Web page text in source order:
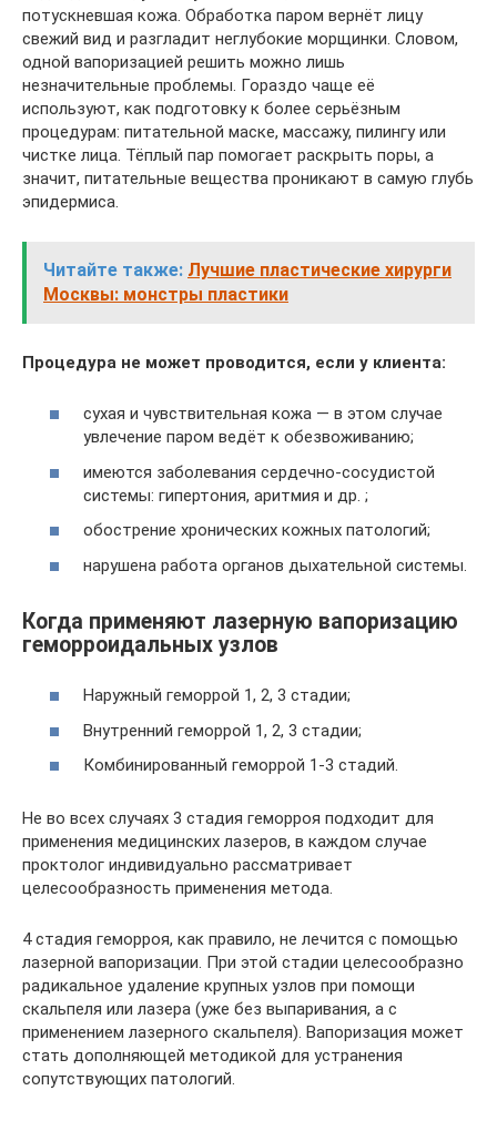
потускневшая кожа. Обработка паром вернёт лицу
свежий вид и разгладит неглубокие морщинки. Словом,
одной вапоризацией решить можно лишь
незначительные проблемы. Гораздо чаще её
используют, как подготовку к более серьёзным
процедурам: питательной маске, массажу, пилингу или
чистке лица. Тёплый пар помогает раскрыть поры, а
значит, питательные вещества проникают в самую глубь
эпидермиса.
Читайте также: Лучшие пластические хирурги
Москвы: монстры пластики
Процедура не может проводится, если у клиента:
сухая и чувствительная кожа — в этом случае
увлечение паром ведёт к обезвоживанию;
имеются заболевания сердечно-сосудистой
системы: гипертония, аритмия и др. ;
обострение хронических кожных патологий;
нарушена работа органов дыхательной системы.
Когда применяют лазерную вапоризацию
геморроидальных узлов
Наружный геморрой 1, 2, 3 стадии;
Внутренний геморрой 1, 2, 3 стадии;
Комбинированный геморрой 1-3 стадий.
Не во всех случаях 3 стадия геморроя подходит для
применения медицинских лазеров, в каждом случае
проктолог индивидуально рассматривает
целесообразность применения метода.
4 стадия геморроя, как правило, не лечится с помощью
лазерной вапоризации. При этой стадии целесообразно
радикальное удаление крупных узлов при помощи
скальпеля или лазера (уже без выпаривания, а с
применением лазерного скальпеля). Вапоризация может
стать дополняющей методикой для устранения
сопутствующих патологий.